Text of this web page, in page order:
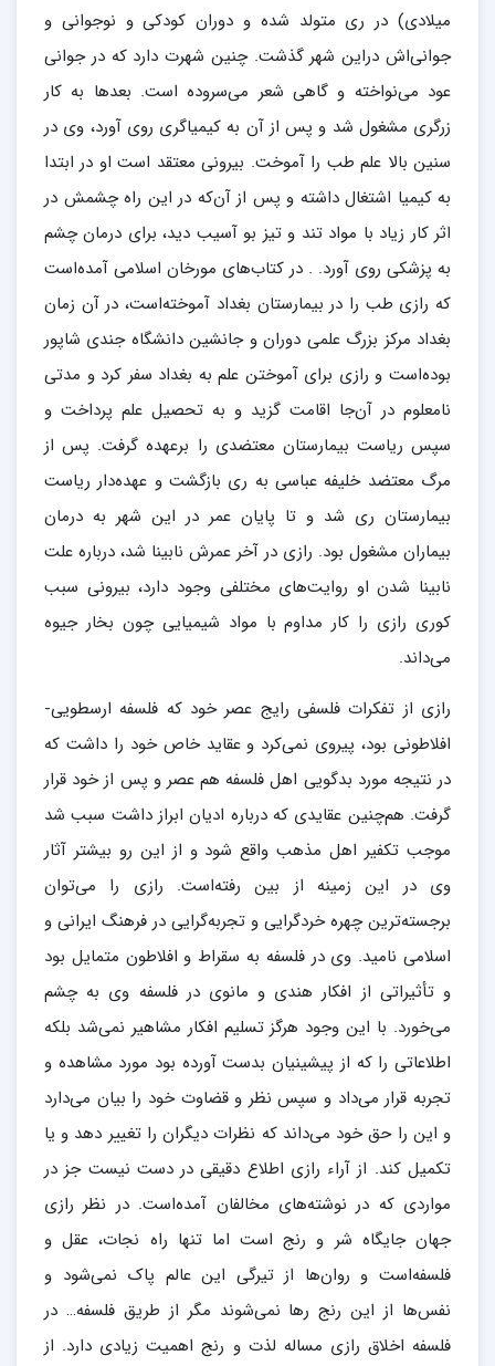
میلادی) در ری متولد شده و دوران کودکی و نوجوانی‌ و
جوانی‌اش دراین شهر گذشت. چنین شهرت دارد که در جوانی
عود می‌نواخته و گاهی شعر می‌سروده ‌است. بعدها به کار
زرگری مشغول شد و پس از آن به کیمیاگری روی آورد، وی در
سنین بالا علم طب را آموخت. بیرونی معتقد است او در ابتدا
به کیمیا اشتغال داشته و پس از آن‌که در این راه چشمش در
اثر کار زیاد با مواد تند و تیز بو آسیب دید، برای درمان چشم
به پزشکی روی آورد. . در کتاب‌های مورخان اسلامی آمده‌است
که رازی طب را در بیمارستان بغداد آموخته‌است، در آن زمان
بغداد مرکز بزرگ علمی دوران و جانشین دانشگاه جندی شاپور
بوده‌است و رازی برای آموختن علم به بغداد سفر کرد و مدتی
نامعلوم در آن‌جا اقامت گزید و به تحصیل علم پرداخت و
سپس ریاست بیمارستان معتضدی را برعهده گرفت. پس از
مرگ معتضد خلیفه عباسی به ری بازگشت و عهده‌دار ریاست
بیمارستان ری شد و تا پایان عمر در این شهر به درمان
بیماران مشغول بود. رازی در آخر عمرش نابینا شد، درباره علت
نابینا شدن او روایت‌های مختلفی وجود دارد، بیرونی سبب
کوری رازی را کار مداوم با مواد شیمیایی چون بخار جیوه
می‌داند.
رازی از تفکرات فلسفی رایج عصر خود که فلسفه ارسطویی‌-
افلاطونی بود، پیروی نمی‌کرد و عقاید خاص خود را داشت که
در نتیجه مورد بدگویی اهل فلسفه هم‌ عصر و پس از خود قرار
گرفت. هم‌چنین عقایدی که درباره ادیان ابراز داشت سبب شد
موجب تکفیر اهل مذهب واقع شود و از این‌ رو بیشتر آثار
وی در این زمینه از بین رفته‌است. رازی را می‌توان
برجسته‌ترین چهره خردگرایی و تجربه‌گرایی در فرهنگ ایرانی‌ و
اسلامی‌ نامید. وی در فلسفه به سقراط و افلاطون متمایل بود
و تأثیراتی از افکار هندی و مانوی در فلسفه وی به چشم
می‌خورد. با این وجود هرگز تسلیم افکار مشاهیر نمی‌شد بلکه
اطلاعاتی را که از پیشینیان بدست آورده بود مورد مشاهده و
تجربه قرار می‌داد و سپس نظر و قضاوت خود را بیان می‌دارد
و این را حق خود می‌داند که نظرات دیگران را تغییر دهد و یا
تکمیل کند. از آراء رازی اطلاع دقیقی در دست نیست جز در
مواردی که در نوشته‌های مخالفان آمده‌است. در نظر رازی
جهان جایگاه شر و رنج است اما تنها راه نجات، عقل و
فلسفه‌است و روان‌ها از تیرگی این عالم پاک نمی‌شود و
نفس‌ها از این رنج رها نمی‌شوند مگر از طریق فلسفه… در
فلسفه اخلاق رازی مساله لذت و رنج اهمیت زیادی دارد. از